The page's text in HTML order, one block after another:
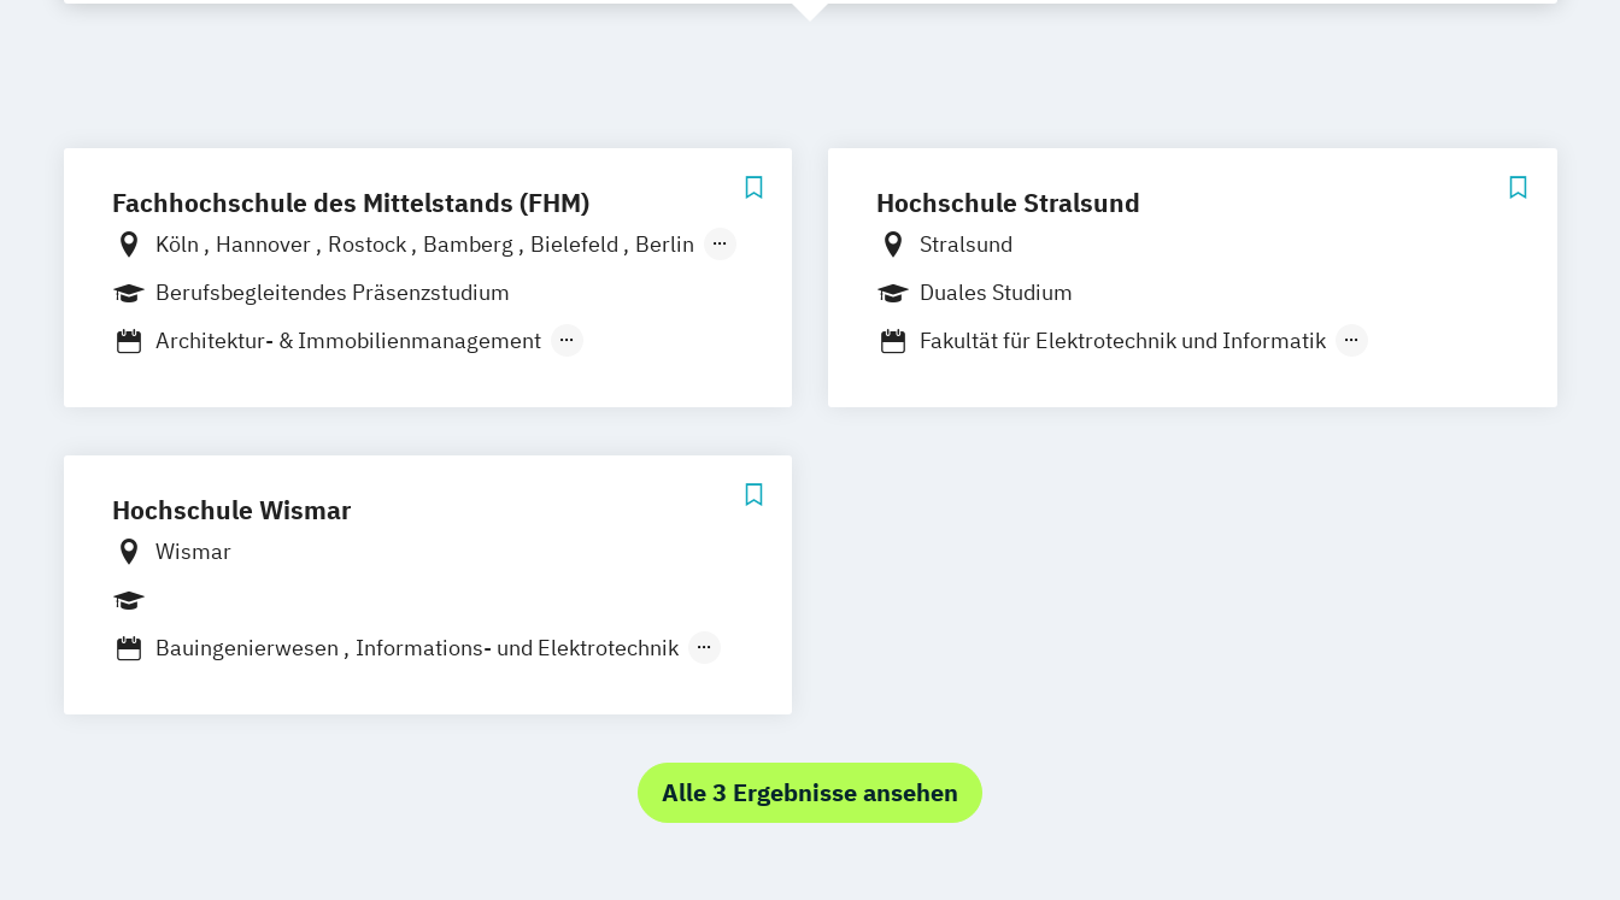
Fachhochschule des Mittelstands (FHM)
Köln Hannover Rostock Bamberg Bielefeld
Berlin
Düren
Frechen Waldshut
Berufsbegleitendes Präsenzstudium
Architektur- & Immobilienmanagement
Digital Business Management
Wirtschaftsingenieurwesen Schwerpunkt Bauwesen
Wirtschaftsingenieurwesen Schwerpunkt Energie &
Hochschule Stralsund
Stralsund
Duales Studium
Fakultät für Elektrotechnik und Informatik
Hochschule Wismar
Wismar
Bauingenierwesen
Informations- und Elektrotechnik
Wirtschaftsinformatik
Alle 3 Ergebnisse ansehen